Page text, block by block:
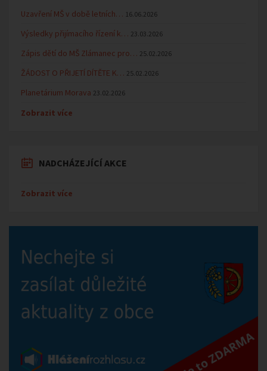
Uzavření MŠ v době letních… 16.06.2026
Výsledky přijímacího řízení k… 23.03.2026
Zápis dětí do MŠ Zlámanec pro… 25.02.2026
ŽÁDOST O PŘIJETÍ DÍTĚTE K… 25.02.2026
Planetárium Morava 23.02.2026
Zobrazit více
NADCHÁZEJÍCÍ AKCE
Zobrazit více